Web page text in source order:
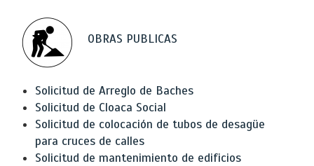
OBRAS PUBLICAS
Solicitud de Arreglo de Baches
Solicitud de Cloaca Social
Solicitud de colocación de tubos de desagüe
para cruces de calles
Solicitud de mantenimiento de edificios